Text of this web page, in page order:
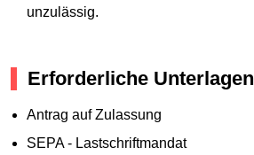
unzulässig.
Erforderliche Unterlagen
Antrag auf Zulassung
SEPA - Lastschriftmandat